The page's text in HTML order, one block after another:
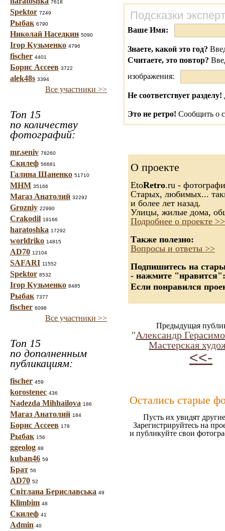
7618
Spektor 7249
Рыбак 6790
Николай Наседкин 5090
Ігор Кузьменко 4796
fischer 4401
Борис Ассеев 3722
alek48s 3394
Все участники >>
Топ 15
по количеству
фотографий:
mr.seniv 78260
Скилеф 56681
Галина Шаненко 51710
МНМ 35166
Магаз Анатолий 32292
Grozniy 22990
Crakodil 19166
haratoshka 17292
worldriko 14815
AD70 12104
SAFARI 11552
Spektor 8532
Ігор Кузьменко 8485
Рыбак 7377
fischer 6098
Все участники >>
Топ 15
по дополненным
публикациям:
fischer 459
korostenec 436
Nadezda Mihhailova 186
Магаз Анатолий 184
Борис Ассеев 178
Рыбак 156
ggeolog 88
kuban46 59
Брат 56
AD70 52
Світлана Бериславська 49
Klimbim 48
Скилеф 41
Admin 40
Подсказки
Ваше Имя:
Знаете, какой это год?
Считаете, это повтор?
изображения:
Не соответствует разделу!
Это не ретро! Сообщить о
О проекте
EtoRetro.ru -
Старых, любимых...
и более лет назад.
Улицы, жилые дома,
Подробнее о проекте >>
Также полезно:
Вопросы и ответы >>
Подпишитесь на
- нажмите "нравится":
Если понравился
Предыдущая
"Александр
Мастерская
<<-
Остались старые
Пусть их увидят
Зарегистрируйтесь на
и публикуйте свои